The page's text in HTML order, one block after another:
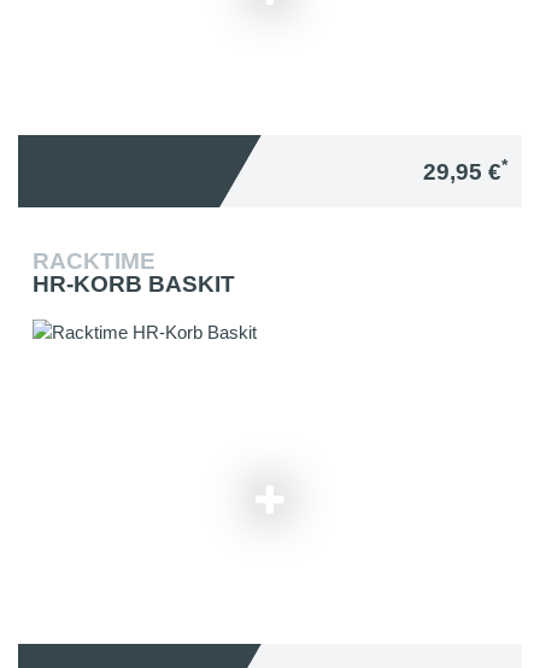
29,95 €*
RACKTIME
HR-KORB BASKIT